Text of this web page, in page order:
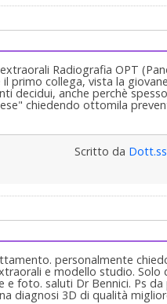
Radiografia OPT
primo collega, vista la
decidui, anche perchè
chiedendo ottomila
Scritto da
personalmente
e modello studio. Solo
e foto. saluti Dr Bennici. Ps
diagnosi 3D di qualità